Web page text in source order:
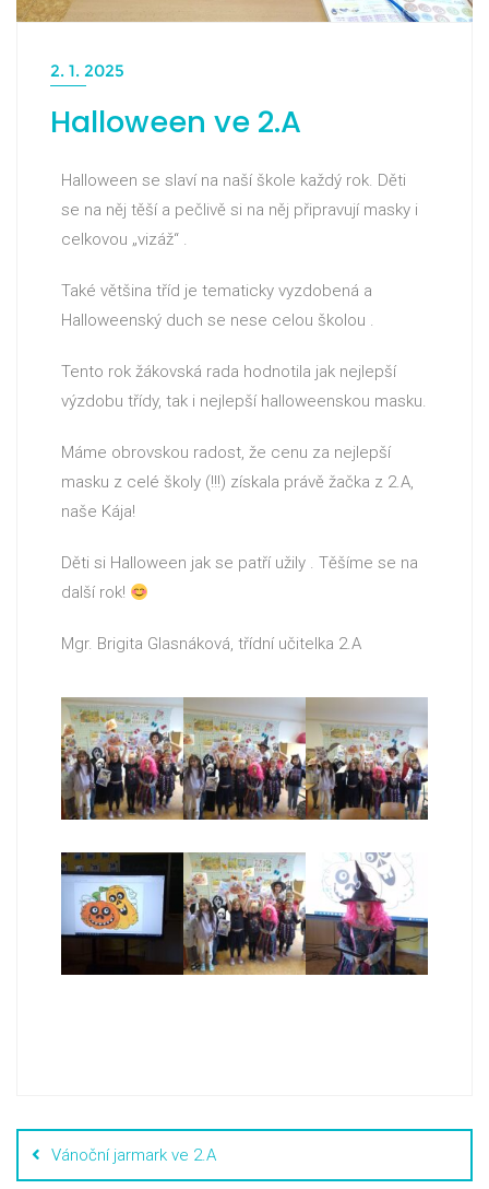
2. 1. 2025
Halloween ve 2.A
Halloween se slaví na naší škole každý rok. Děti
se na něj těší a pečlivě si na něj připravují masky i
celkovou „vizáž“ .
Také většina tříd je tematicky vyzdobená a
Halloweenský duch se nese celou školou .
Tento rok žákovská rada hodnotila jak nejlepší
výzdobu třídy, tak i nejlepší halloweenskou masku.
Máme obrovskou radost, že cenu za nejlepší
masku z celé školy (!!!) získala právě žačka z 2.A,
naše Kája!
Děti si Halloween jak se patří užily . Těšíme se na
další rok!
Mgr. Brigita Glasnáková, třídní učitelka 2.A
Vánoční jarmark ve 2.A